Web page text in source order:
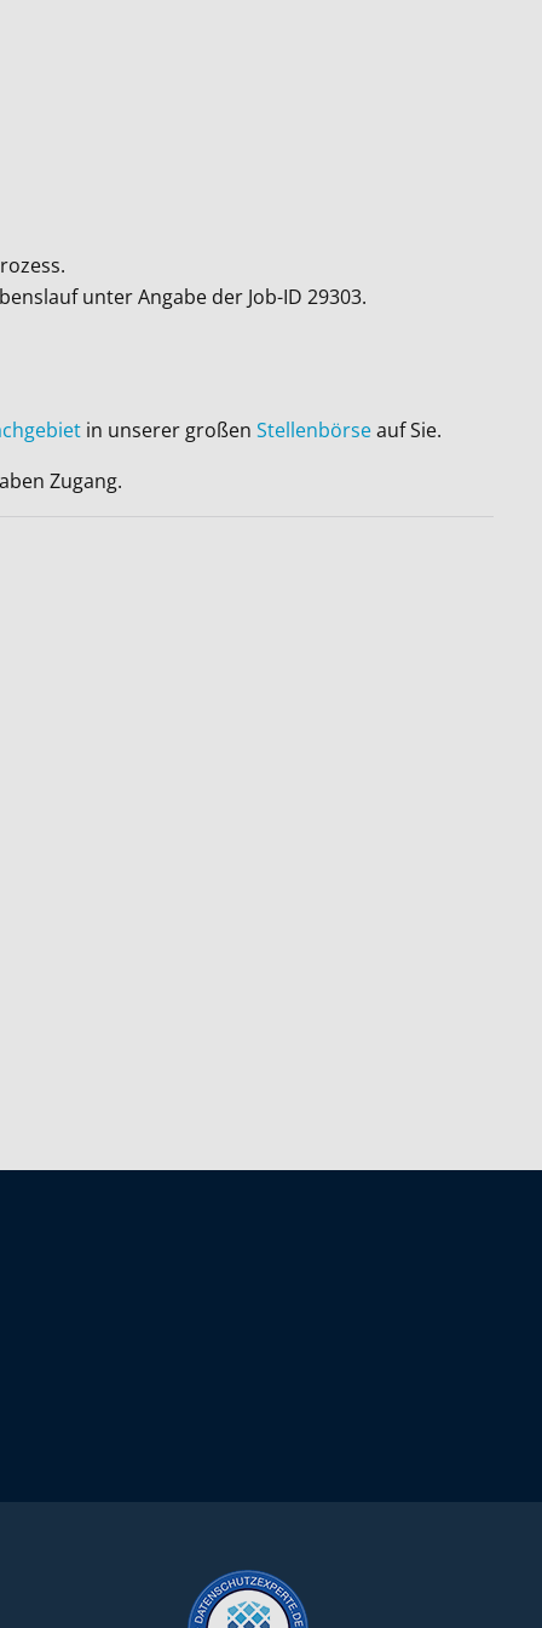
unter Angabe der Job-ID 29303.
in unserer großen Stellenbörseauf Sie.
Zugang.